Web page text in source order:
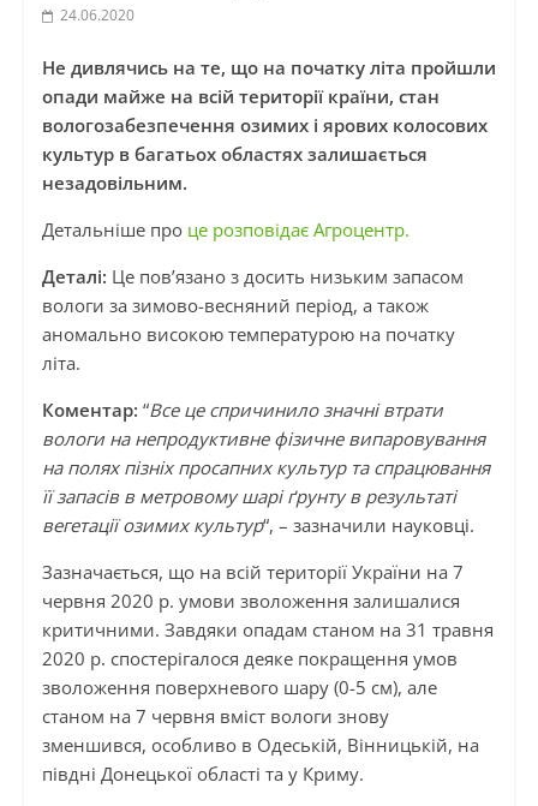
24.06.2020
Не дивлячись на те, що на початку літа пройшли
опади майже на всій території країни, стан
вологозабезпечення озимих і ярових колосових
культур в багатьох областях залишається
незадовільним.
Детальніше про це розповідає Агроцентр.
Деталі: Це пов’язано з досить низьким запасом
вологи за зимово-весняний період, а також
аномально високою температурою на початку
літа.
Коментар: “Все це спричинило значні втрати
вологи на непродуктивне фізичне випаровування
на полях пізніх просапних культур та спрацювання
її запасів в метровому шарі ґрунту в результаті
вегетації озимих культур“, – зазначили науковці.
Зазначається, що на всій території України на 7
червня 2020 р. умови зволоження залишалися
критичними. Завдяки опадам станом на 31 травня
2020 р. спостерігалося деяке покращення умов
зволоження поверхневого шару (0-5 см), але
станом на 7 червня вміст вологи знову
зменшився, особливо в Одеській, Вінницькій, на
півдні Донецької області та у Криму.